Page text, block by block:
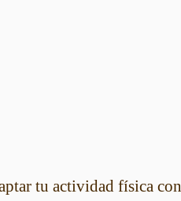
tu actividad física con